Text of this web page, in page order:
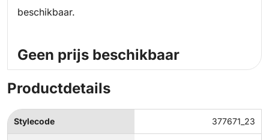
beschikbaar.
Geen prijs beschikbaar
Productdetails
Stylecode 377671_23